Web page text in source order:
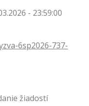
- 23:59:00
6sp2026-737-
žiadostí